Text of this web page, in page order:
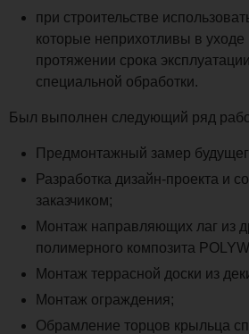
при строительстве
которые неприхотливы в
протяжении срока
специальной обработки.
Был выполнен следующий ряд
Предмонтажный замер
Разработка дизайн-проекта и
заказчиком;
Монтаж направляющих лаг из
полимерного композита
Монтаж террасной доски из
Монтаж ограждения;
Обрамление торцов крыльца